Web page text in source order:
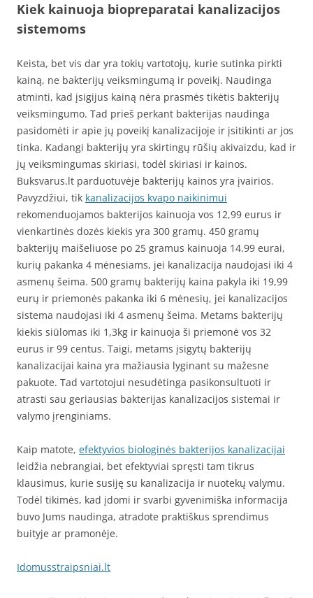
Kiek kainuoja biopreparatai kanalizacijos
sistemoms
Keista, bet vis dar yra tokių vartotojų, kurie sutinka pirkti
kainą, ne bakterijų veiksmingumą ir poveikį. Naudinga
atminti, kad įsigijus kainą nėra prasmės tikėtis bakterijų
veiksmingumo. Tad prieš perkant bakterijas naudinga
pasidomėti ir apie jų poveikį kanalizacijoje ir įsitikinti ar jos
tinka. Kadangi bakterijų yra skirtingų rūšių akivaizdu, kad ir
jų veiksmingumas skiriasi, todėl skiriasi ir kainos.
Buksvarus.lt parduotuvėje bakterijų kainos yra įvairios.
Pavyzdžiui, tik kanalizacijos kvapo naikinimui
rekomenduojamos bakterijos kainuoja vos 12,99 eurus ir
vienkartinės dozės kiekis yra 300 gramų. 450 gramų
bakterijų maišeliuose po 25 gramus kainuoja 14.99 eurai,
kurių pakanka 4 mėnesiams, jei kanalizacija naudojasi iki 4
asmenų šeima. 500 gramų bakterijų kaina pakyla iki 19,99
eurų ir priemonės pakanka iki 6 mėnesių, jei kanalizacijos
sistema naudojasi iki 4 asmenų šeima. Metams bakterijų
kiekis siūlomas iki 1,3kg ir kainuoja ši priemonė vos 32
eurus ir 99 centus. Taigi, metams įsigytų bakterijų
kanalizacijai kaina yra mažiausia lyginant su mažesne
pakuote. Tad vartotojui nesudėtinga pasikonsultuoti ir
atrasti sau geriausias bakterijas kanalizacijos sistemai ir
valymo įrenginiams.
Kaip matote, efektyvios biologinės bakterijos kanalizacijai
leidžia nebrangiai, bet efektyviai spręsti tam tikrus
klausimus, kurie susiję su kanalizacija ir nuotekų valymu.
Todėl tikimės, kad įdomi ir svarbi gyvenimiška informacija
buvo Jums naudinga, atradote praktiškus sprendimus
buityje ar pramonėje.
Idomusstraipsniai.lt